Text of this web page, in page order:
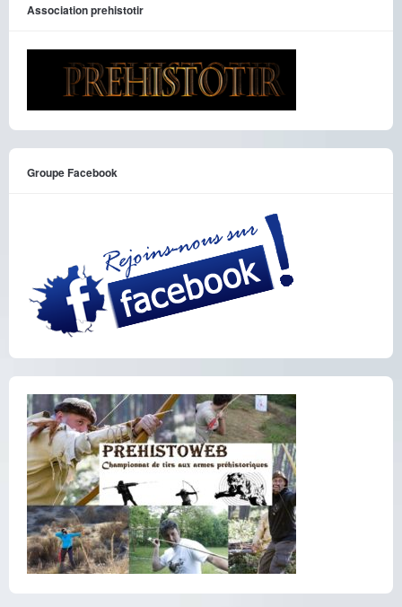
Association prehistotir
Groupe Facebook